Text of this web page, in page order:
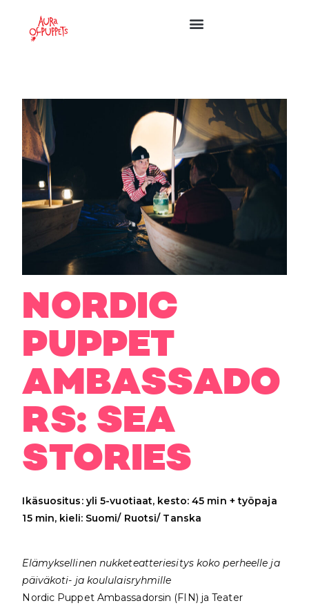
NORDIC
PUPPET
AMBASSADO
RS: SEA
STORIES
Ikäsuositus: yli 5-vuotiaat, kesto: 45 min + työpaja
15 min, kieli: Suomi/ Ruotsi/ Tanska
Elämyksellinen nukketeatteriesitys koko perheelle ja
päiväkoti- ja koululaisryhmille
Nordic Puppet Ambassadorsin (FIN) ja Teater